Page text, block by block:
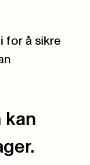
for å sikre
kan